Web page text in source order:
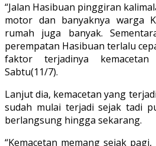
“Jalan Hasibuan pinggiran
motor dan banyaknya warga
rumah juga banyak.
perempatan Hasibuan terlalu
faktor terjadinya
Sabtu(11/7).
Lanjut dia, kemacetan yang
sudah mulai terjadi sejak tadi
berlangsung hingga sekarang.
“Kemacetan memang sejak